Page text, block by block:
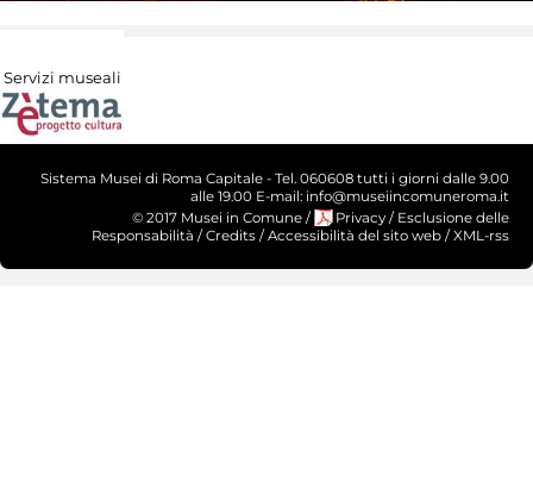
Servizi museali
Sistema Musei di Roma Capitale - Tel. 060608 tutti i giorni dalle 9.00
alle 19.00 E-mail: info@museiincomuneroma.it
© 2017 Musei in Comune / Privacy / Esclusione delle
Responsabilità / Credits / Accessibilità del sito web / XML-rss